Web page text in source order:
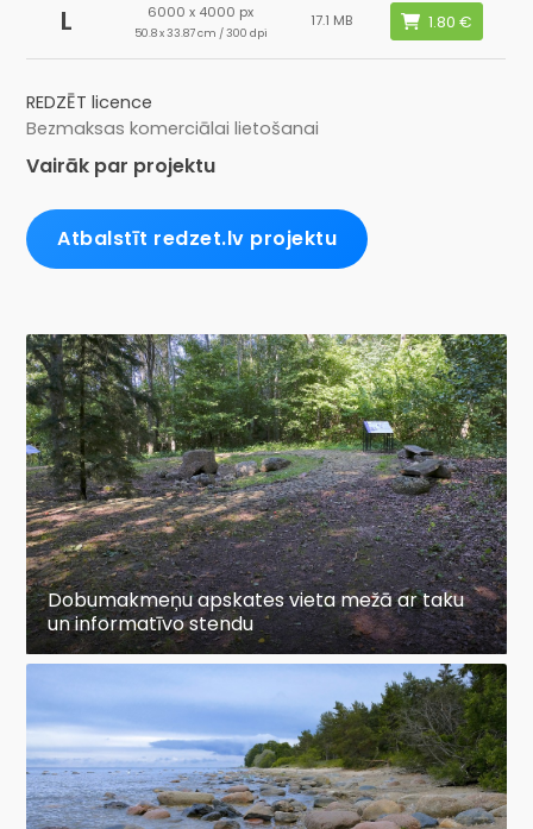
L 6000 x 4000 px
50.8 x 33.87 cm / 300 dpi
17.1 MB
REDZĒT licence
Bezmaksas komerciālai lietošanai
Vairāk par projektu
Atbalstīt redzet.lv projektu
Dobumakmeņu apskates vieta mežā ar taku
un informatīvo stendu